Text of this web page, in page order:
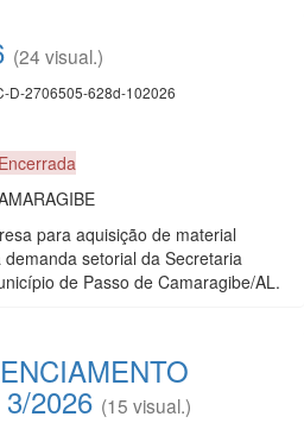
(24 visual.)
D-2706505-628d-102026
Encerrada
para aquisição de material
setorial da Secretaria
de Passo de Camaragibe/AL.
2026 (15 visual.)